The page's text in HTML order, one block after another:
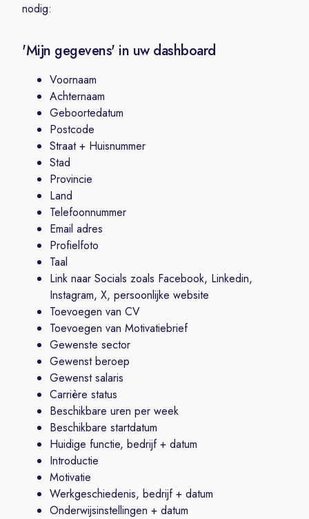
nodig:
'Mijn gegevens' in uw dashboard
Voornaam
Achternaam
Geboortedatum
Postcode
Straat + Huisnummer
Stad
Provincie
Land
Telefoonnummer
Email adres
Profielfoto
Taal
Link naar Socials zoals Facebook, Linkedin,
Instagram, X, persoonlijke website
Toevoegen van CV
Toevoegen van Motivatiebrief
Gewenste sector
Gewenst beroep
Gewenst salaris
Carrière status
Beschikbare uren per week
Beschikbare startdatum
Huidige functie, bedrijf + datum
Introductie
Motivatie
Werkgeschiedenis, bedrijf + datum
Onderwijsinstellingen + datum